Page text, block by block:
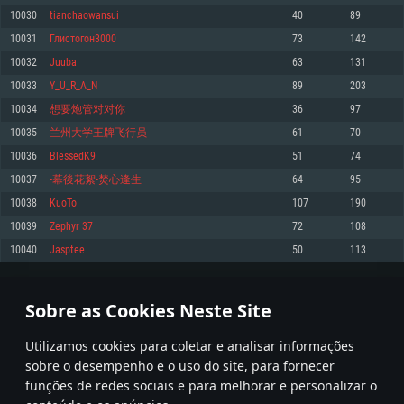
Sobre as Cookies Neste Site
Utilizamos cookies para coletar e analisar informações
sobre o desempenho e o uso do site, para fornecer
funções de redes sociais e para melhorar e personalizar o
Memória: 4GB
Placa Gráfica: Placa com DirectX 11: AMD Radeon 77XX / NVIDIA GeForce
GTX 660. Resolução mínima suportada: 720p
Network: Internet de banda larga.
Disco: 23,1 GB
Recomendado
superior, Radeon RX 570 ou superior
Disco: 75,9 GB
Memória: 6 GB
Placa Gráfica: Intel Iris Pro 5200 (Mac), equivalentes AMD/Nvidia para Mac.
Resolução mínima suportada: 720p com suporte Metal.
Network: Internet de banda larga.
Disco: 21,5 GB
Recomendado
Network: Internet de banda larga.
Memória: 4 GB
Placa Gráfica: NVIDIA 660 com os drivers mais recentes (não mais de 6
meses) / equivalentes AMD com os drivers mais recentes com suporte
Vulkan (não mais de 6 meses); Resolução mínima suportada: 720p.
Network: Internet de banda larga.
Disco: 21,5 GB
Recomendado
Sistema Operativo: Ubuntu 20.04 64bit
Processador: Intel Core i7
Memória: 16 GB
Placa Gráfica: NVIDIA 1060 com os drivers mais recentes (não mais de 6
meses) / equivalentes AMD (Radeon RX 570) com os drivers mais recentes
Network: Internet de banda larga.
10030 tianchaowansui 40 89
10031 Глистогон3000 73 142
10032 Juuba 63 131
10033 Y_U_R_A_N 89 203
10034 想要炮管对对你 36 97
10035 兰州大学王牌飞行员 61 70
10036 BlessedK9 51 74
10037 -幕後花絮-焚心逢生 64 95
10038 KuoTo 107 190
10039 Zephyr 37 72 108
10040 Jasptee 50 113